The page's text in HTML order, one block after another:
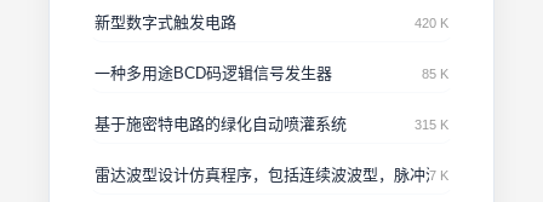
新型数字式触发电路 420 K
一种多用途BCD码逻辑信号发生器 85 K
基于施密特电路的绿化自动喷灌系统 315 K
雷达波型设计仿真程序，包括连续波波型，脉冲波型，线形调频
7 K